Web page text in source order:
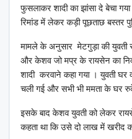
फुसलाकर शादी का झांसा दे बेचा
रिमांड में लेकर कड़ी पूछताछ बस्तर
मामले के अनुसार मेटगुड़ा की
और केशव जो मप्र के रायसेन का
शादी करवाने कहा गया । युवती घर
चली गई और सभी भी ममता के घर
इसके बाद केशव युवती को लेकर
कहता था कि उसे दो लाख में खरीद